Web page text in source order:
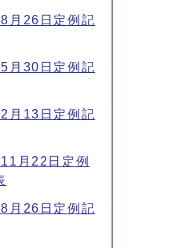
月26日定例記
月30日定例記
月13日定例記
月22日定例
月26日定例記